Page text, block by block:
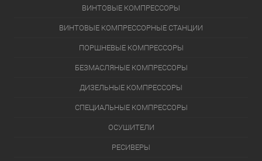
ВИНТОВЫЕ КОМПРЕССОРЫ
ВИНТОВЫЕ КОМПРЕССОРНЫЕ СТАНЦИИ
ПОРШНЕВЫЕ КОМПРЕССОРЫ
БЕЗМАСЛЯНЫЕ КОМПРЕССОРЫ
ДИЗЕЛЬНЫЕ КОМПРЕССОРЫ
СПЕЦИАЛЬНЫЕ КОМПРЕССОРЫ
ОСУШИТЕЛИ
РЕСИВЕРЫ